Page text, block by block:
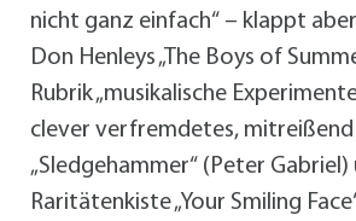
nicht ganz einfach“ – klappt
Don Henleys „The Boys of
Rubrik „musikalische
clever verfremdetes,
„Sledgehammer“ (Peter Gabriel)
Raritätenkiste „Your Smiling